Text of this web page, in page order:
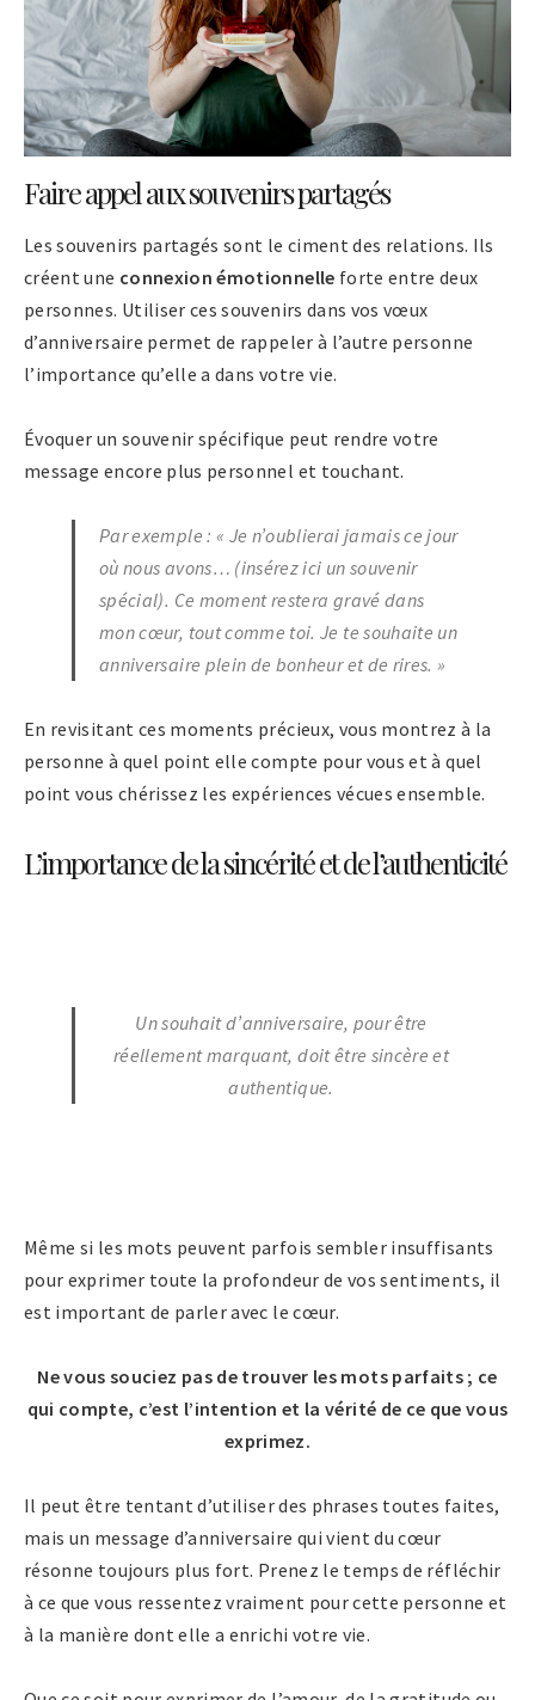
Faire appel aux souvenirs partagés
Les souvenirs partagés sont le ciment des relations. Ils
créent une connexion émotionnelle forte entre deux
personnes. Utiliser ces souvenirs dans vos vœux
d’anniversaire permet de rappeler à l’autre personne
l’importance qu’elle a dans votre vie.
Évoquer un souvenir spécifique peut rendre votre
message encore plus personnel et touchant.
Par exemple : « Je n’oublierai jamais ce jour
où nous avons… (insérez ici un souvenir
spécial). Ce moment restera gravé dans
mon cœur, tout comme toi. Je te souhaite un
anniversaire plein de bonheur et de rires. »
En revisitant ces moments précieux, vous montrez à la
personne à quel point elle compte pour vous et à quel
point vous chérissez les expériences vécues ensemble.
L’importance de la sincérité et de l’authenticité
Un souhait d’anniversaire, pour être
réellement marquant, doit être sincère et
authentique.
Même si les mots peuvent parfois sembler insuffisants
pour exprimer toute la profondeur de vos sentiments, il
est important de parler avec le cœur.
Ne vous souciez pas de trouver les mots parfaits ; ce
qui compte, c’est l’intention et la vérité de ce que vous
exprimez.
Il peut être tentant d’utiliser des phrases toutes faites,
mais un message d’anniversaire qui vient du cœur
résonne toujours plus fort. Prenez le temps de réfléchir
à ce que vous ressentez vraiment pour cette personne et
à la manière dont elle a enrichi votre vie.